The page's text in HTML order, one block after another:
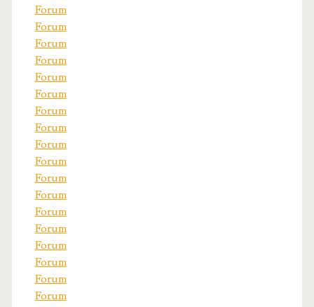
Forum
Forum
Forum
Forum
Forum
Forum
Forum
Forum
Forum
Forum
Forum
Forum
Forum
Forum
Forum
Forum
Forum
Forum